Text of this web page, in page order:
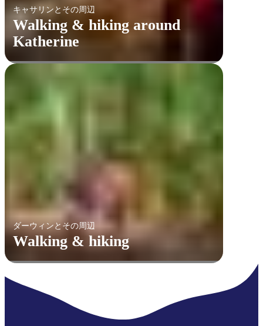
キャサリンとその周辺
Walking & hiking around
Katherine
ダーウィンとその周辺
Walking & hiking